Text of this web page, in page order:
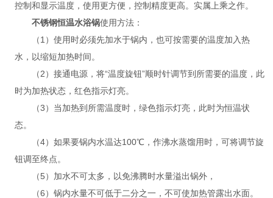
控制和显示温度，使用更方便，控制精度更高。实属上乘之作。
不锈钢恒温水浴锅使用方法：
（1）使用时必须先加水于锅内，也可按需要的温度加入热
水，以缩短加热时间。
（2）接通电源，将“温度旋钮”顺时针调节到所需要的温度，此
时为加热状态，红色指示灯亮。
（3）当加热到所需温度时，绿色指示灯亮，此时为恒温状
态。
（4）如果要锅内水温达100℃，作沸水蒸馏用时，可将调节旋
钮调至终点。
（5）加水不可太多，以免沸腾时水量溢出锅外，
（6）锅内水量不可低于二分之一，不可使加热管露出水面。